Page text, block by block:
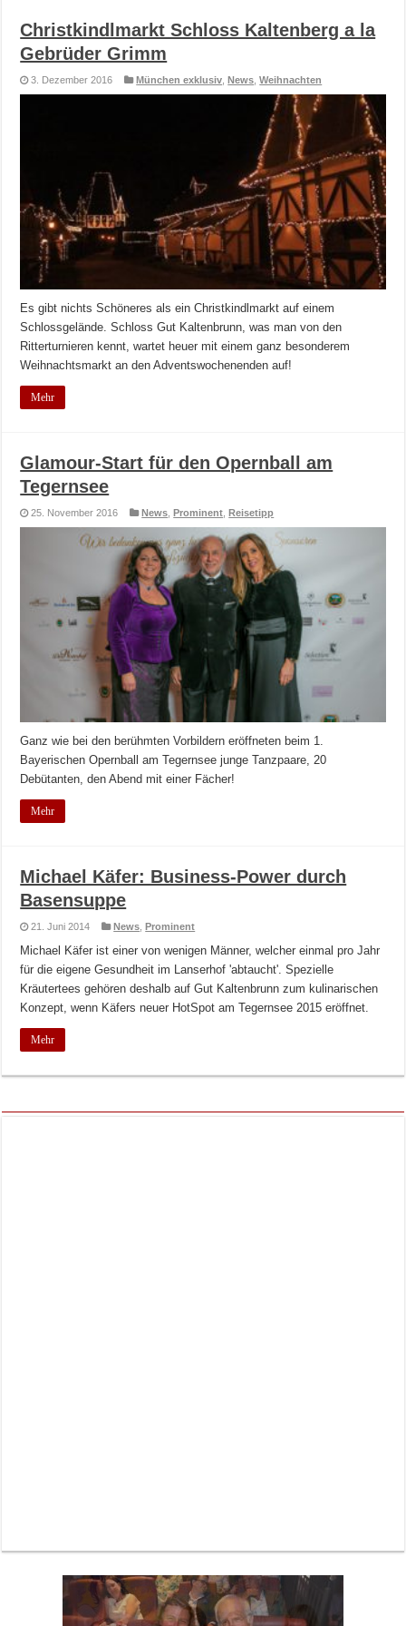
Christkindlmarkt Schloss Kaltenberg a la
Gebrüder Grimm
3. Dezember 2016 München exklusiv ,News ,Weihnachten
Es gibt nichts Schöneres als ein Christkindlmarkt auf einem
Schlossgelände. Schloss Gut Kaltenbrunn, was man von den
Ritterturnieren kennt, wartet heuer mit einem ganz besonderem
Weihnachtsmarkt an den Adventswochenenden auf!
Mehr
Glamour-Start für den Opernball am
Tegernsee
25. November 2016 News ,Prominent ,Reisetipp
Ganz wie bei den berühmten Vorbildern eröffneten beim 1.
Bayerischen Opernball am Tegernsee junge Tanzpaare, 20
Debütanten, den Abend mit einer Fächer!
Mehr
Michael Käfer: Business-Power durch
Basensuppe
21. Juni 2014 News ,Prominent
Michael Käfer ist einer von wenigen Männer, welcher einmal pro Jahr
für die eigene Gesundheit im Lanserhof 'abtaucht'. Spezielle
Kräutertees gehören deshalb auf Gut Kaltenbrunn zum kulinarischen
Konzept, wenn Käfers neuer HotSpot am Tegernsee 2015 eröffnet.
Mehr